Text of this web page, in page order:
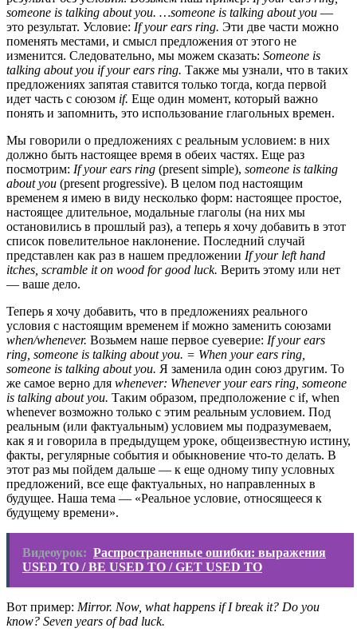
someone is talking about you. …someone is talking about you —
это результат. Условие: If your ears ring. Эти две части можно
поменять местами, и смысл предложения от этого не
изменится. Следовательно, мы можем сказать: Someone is
talking about you if your ears ring. Также мы узнали, что в таких
предложениях запятая ставится только тогда, когда первой
идет часть с союзом if. Еще один момент, который важно
понять и запомнить, это использование глагольных времен.
Мы говорили о предложениях с реальным условием: в них
должно быть настоящее время в обеих частях. Еще раз
посмотрим: If your ears ring (present simple), someone is talking
about you (present progressive). В целом под настоящим
временем я имею в виду несколько форм: настоящее простое,
настоящее длительное, модальные глаголы (на них мы
остановились в прошлый раз), а теперь я хочу добавить в этот
список повелительное наклонение. Последний случай
представлен как раз в нашем предложении If your left hand
itches, scramble it on wood for good luck. Верить этому или нет
— ваше дело.
Теперь я хочу добавить, что в предложениях реального
условия с настоящим временем if можно заменить союзами
when/whenever. Возьмем наше первое суеверие: If your ears
ring, someone is talking about you. = When your ears ring,
someone is talking about you. Я заменила один союз другим. То
же самое верно для whenever: Whenever your ears ring, someone
is talking about you. Таким образом, предположение с if, when
whenever возможно только с этим реальным условием. Под
реальным (или фактуальным) условием мы подразумеваем,
как я и говорила в предыдущем уроке, общеизвестную истину,
факты, регулярные события и обыкновение что-то делать. В
этот раз мы пойдем дальше — к еще одному типу условных
предложений, все еще фактуальных, но направленных в
будущее. Наша тема — «Реальное условие, относящееся к
будущему времени».
Видеоурок: Распространенные ошибки: выражения
USED TO / BE USED TO / GET USED TO
Вот пример: Mirror. Now, what happens if I break it? Do you
know? Seven years of bad luck.